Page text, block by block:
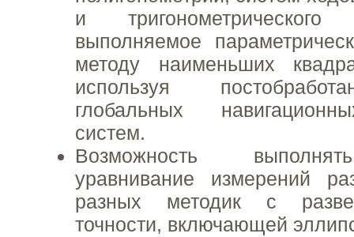
и тригонометрического
выполняемое
методу наименьших
используя
глобальных
систем.
Возможность
уравнивание измерений
разных методик с
точности, включающей